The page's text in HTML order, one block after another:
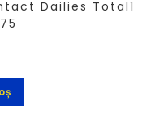
Dailies Total1